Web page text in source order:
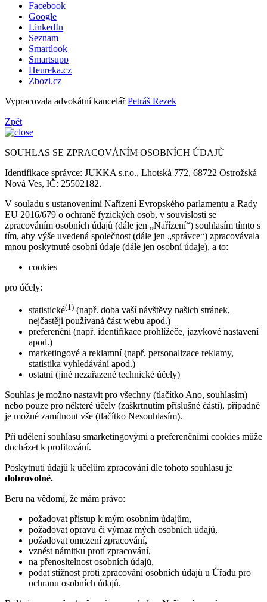
Facebook
Google
LinkedIn
Seznam
Smartlook
Smartsupp
Heureka.cz
Zbozi.cz
Vypracovala advokátní kancelářPetráš Rezek
Zpět
SOUHLAS SE ZPRACOVÁNÍM OSOBNÍCH ÚDAJŮ
Identifikace správce: JUKKA s.r.o., Lhotská 772, 68722 Ostrožská
Nová Ves, IČ: 25502182.
V souladu s ustanoveními Nařízení Evropského parlamentu a Rady
EU 2016/679 o ochraně fyzických osob, v souvislosti se
zpracováním osobních údajů (dále jen „Nařízení“) souhlasím tímto s
tím, aby výše uvedená společnost (dále jen „správce“) zpracovávala
mnou poskytnuté osobní údaje (dále jen osobní údaje), a to:
cookies
pro účely:
statistické(1) (např. doba vaší návštěvy našich stránek,
nejčastěji používaná část webu apod.)
preferenční (např. identifikace prohlížeče, jazykové nastavení
apod.)
marketingové a reklamní (např. personalizace reklamy,
statistika vyhledávání apod.)
ostatní (jiné nezařazené technické účely)
Souhlas je možno nastavit pro všechny (tlačítko Ano, souhlasím)
nebo pouze pro některé účely (zaškrtnutím příslušné části), případně
je možné zamítnout vše (tlačítko Nesouhlasím).
Při udělení souhlasu smarketingovými a preferenčními cookies může
docházet k profilování.
Poskytnutí údajů k účelům zpracování dle tohoto souhlasu je
dobrovolné.
Beru na vědomí, že mám právo:
požadovat přístup k mým osobním údajům,
požadovat opravu či výmaz mých osobních údajů,
požadovat omezení zpracování,
vznést námitku proti zpracování,
na přenositelnost osobních údajů,
podat stížnost proti zpracování osobních údajů u Úřadu pro
ochranu osobních údajů.